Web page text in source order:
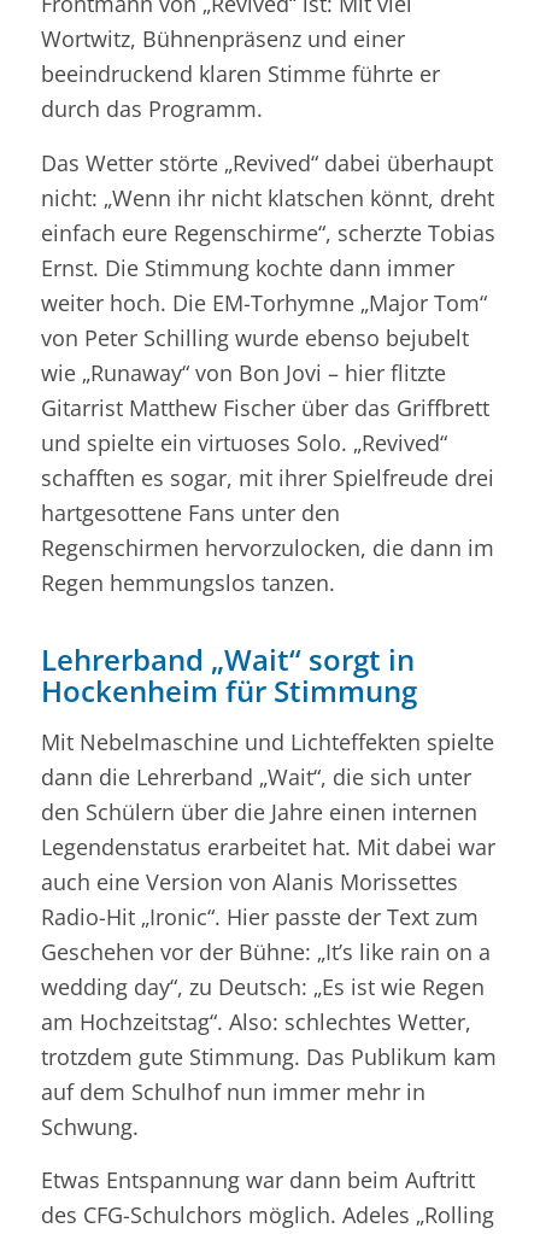
Wortwitz, Bühnenpräsenz und einer
beeindruckend klaren Stimme führte er
durch das Programm.
Das Wetter störte „Revived“ dabei überhaupt
nicht: „Wenn ihr nicht klatschen könnt, dreht
einfach eure Regenschirme“, scherzte Tobias
Ernst. Die Stimmung kochte dann immer
weiter hoch. Die EM-Torhymne „Major Tom“
von Peter Schilling wurde ebenso bejubelt
wie „Runaway“ von Bon Jovi – hier flitzte
Gitarrist Matthew Fischer über das Griffbrett
und spielte ein virtuoses Solo. „Revived“
schafften es sogar, mit ihrer Spielfreude drei
hartgesottene Fans unter den
Regenschirmen hervorzulocken, die dann im
Regen hemmungslos tanzen.
Lehrerband „Wait“ sorgt in
Hockenheim für Stimmung
Mit Nebelmaschine und Lichteffekten spielte
dann die Lehrerband „Wait“, die sich unter
den Schülern über die Jahre einen internen
Legendenstatus erarbeitet hat. Mit dabei war
auch eine Version von Alanis Morissettes
Radio-Hit „Ironic“. Hier passte der Text zum
Geschehen vor der Bühne: „It’s like rain on a
wedding day“, zu Deutsch: „Es ist wie Regen
am Hochzeitstag“. Also: schlechtes Wetter,
trotzdem gute Stimmung. Das Publikum kam
auf dem Schulhof nun immer mehr in
Schwung.
Etwas Entspannung war dann beim Auftritt
des CFG-Schulchors möglich. Adeles „Rolling